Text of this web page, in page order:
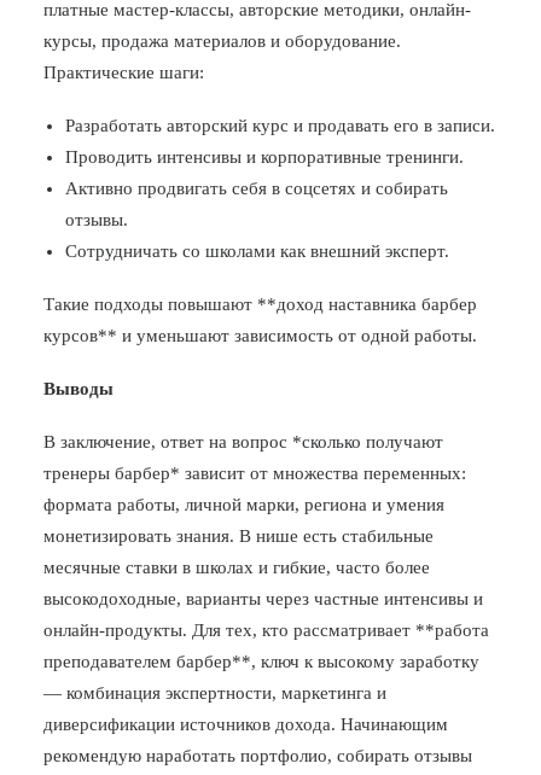
платные мастер-классы, авторские методики, онлайн-
курсы, продажа материалов и оборудование.
Практические шаги:
Разработать авторский курс и продавать его в записи.
Проводить интенсивы и корпоративные тренинги.
Активно продвигать себя в соцсетях и собирать
отзывы.
Сотрудничать со школами как внешний эксперт.
Такие подходы повышают **доход наставника барбер
курсов** и уменьшают зависимость от одной работы.
Выводы
В заключение, ответ на вопрос *сколько получают
тренеры барбер* зависит от множества переменных:
формата работы, личной марки, региона и умения
монетизировать знания. В нише есть стабильные
месячные ставки в школах и гибкие, часто более
высокодоходные, варианты через частные интенсивы и
онлайн-продукты. Для тех, кто рассматривает **работа
преподавателем барбер**, ключ к высокому заработку
— комбинация экспертности, маркетинга и
диверсификации источников дохода. Начинающим
рекомендую наработать портфолио, собирать отзывы